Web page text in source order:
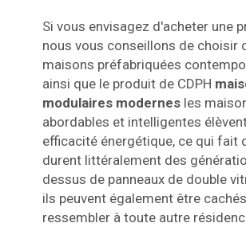
Si vous envisagez d'acheter une
nous vous conseillons de choisir
maisons préfabriquées
ainsi que le produit de CDPH
modulaires modernes les
abordables et intelligentes
efficacité énergétique, ce qui fait
durent littéralement des
dessus de panneaux de double
ils peuvent également être
ressembler à toute autre